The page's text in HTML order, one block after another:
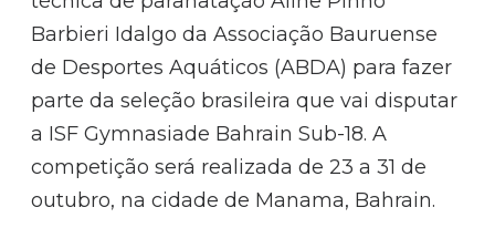
Barbieri Idalgo da Associação Bauruense
de Desportes Aquáticos (ABDA) para fazer
parte da seleção brasileira que vai disputar
a ISF Gymnasiade Bahrain Sub-18. A
competição será realizada de 23 a 31 de
outubro, na cidade de Manama, Bahrain.